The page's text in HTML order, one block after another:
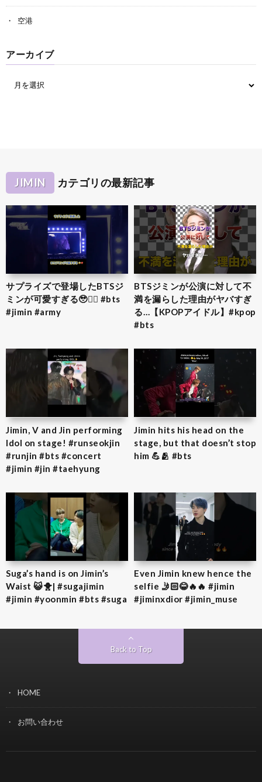
空港
アーカイブ
JIMIN カテゴリの最新記事
サプライズで登場したBTSジ
ミンが可愛すぎる🥹❤️‍🔥 #bts
#jimin #army
BTSジミンが公演に対して不
満を漏らした理由がヤバすぎ
る…【KPOPアイドル】#kpop
#bts
Jimin, V and Jin performing
Idol on stage! #runseokjin
#runjin #bts #concert
#jimin #jin #taehyung
Jimin hits his head on the
stage, but that doesn’t stop
him 💪🫂 #bts
Suga’s hand is on Jimin’s
Waist 😺🐥| #sugajimin
#jimin #yoonmin #bts #suga
Even Jimin knew hence the
selfie 🤳🏻😂🔥🔥 #jimin
#jiminxdior #jimin_muse
Back to Top
HOME
お問い合わせ